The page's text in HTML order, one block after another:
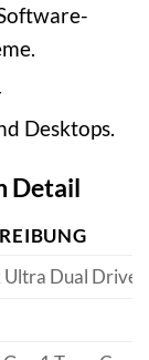
Desktops.
Detail
Ultra Dual Drive